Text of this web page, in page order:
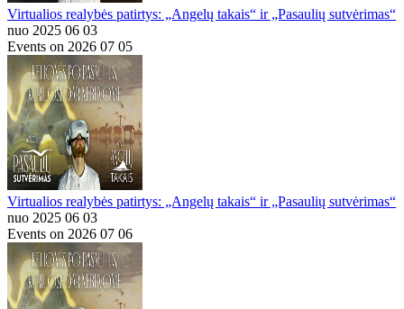
Virtualios realybės patirtys: „Angelų takais“ ir „Pasaulių sutvėrimas“
nuo 2025 06 03
Events on 2026 07 05
Virtualios realybės patirtys: „Angelų takais“ ir „Pasaulių sutvėrimas“
nuo 2025 06 03
Events on 2026 07 06